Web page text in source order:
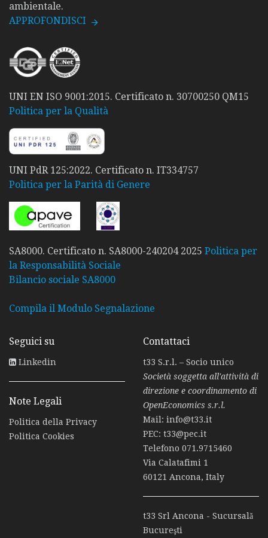
ambientale.
APPROFONDISCI
UNI EN ISO 9001:2015. Certificato n. 30700250 QM15
Politica per la Qualità
UNI PdR 125:2022. Certificato n. IT334757
Politica per la Parità di Genere
SA8000. Certificato n. SA8000-240204 2025 Politica per
la Responsabilità Sociale
Bilancio sociale SA8000
Compila il Modulo Segnalazione
Seguici su
Linkedin
Note Legali
Politica della Privacy
Politica Cookies
Contattaci
t33 S.r.l. – Socio unico
Società soggetta all'attività di
direzione e coordinamento di
OpenEconomics s.r.l.
Mail: info@t33.it
PEC: t33@pec.it
Telefono 071.9715460
Via Calatafimi 1
60121 Ancona, Italy
t33 Srl Ancona - Sucursală
Bucureşti